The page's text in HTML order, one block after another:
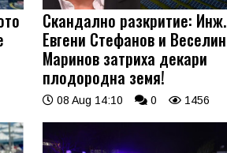
Скандално разкритие: Инж.
Евгени Стефанов и Веселин
Маринов затриха декари
плодородна земя!
08 Aug 14:10 0 1456